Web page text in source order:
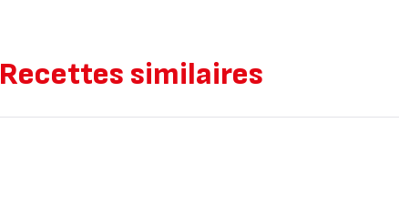
Recettes similaires